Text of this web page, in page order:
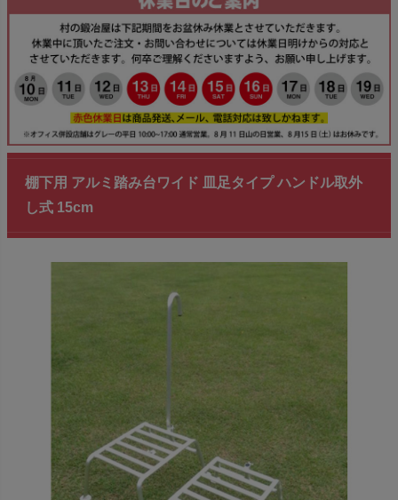
棚下用 アルミ踏み台ワイド 皿足タイプ ハンドル取外
し式 15cm